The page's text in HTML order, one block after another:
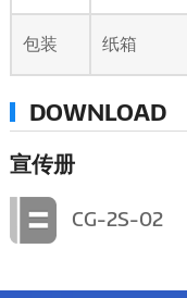
包装 纸箱
DOWNLOAD
宣传册
CG-2S-02